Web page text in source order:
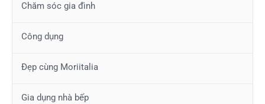
Chăm sóc gia đình
Công dụng
Đẹp cùng Moriitalia
Gia dụng nhà bếp